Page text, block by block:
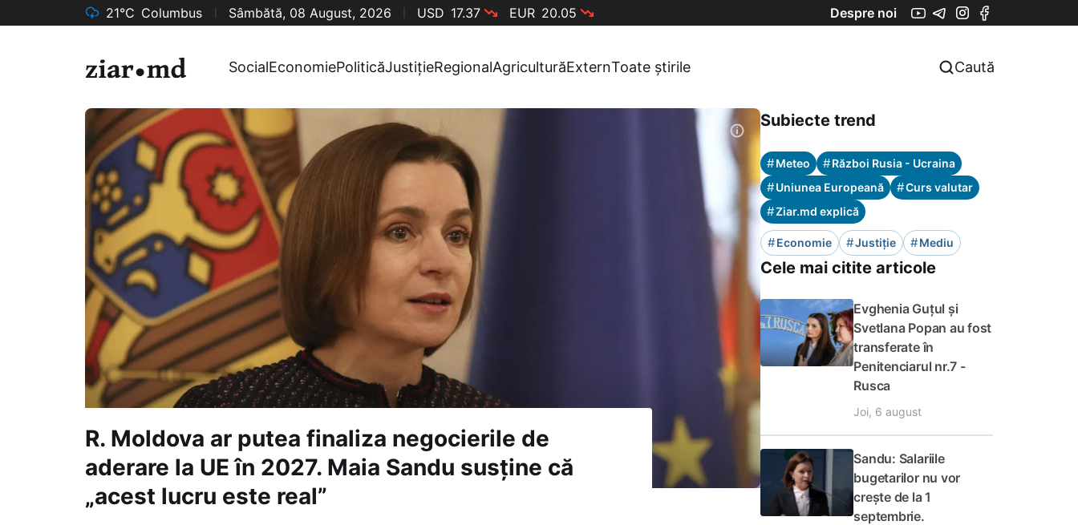
21°C Columbus Sâmbătă, 08 August, 2026 USD 17.37 EUR 20.05 Despre noi
SocialEconomiePoliticăJustițieRegionalAgriculturăExternToate știrile Caută
R. Moldova ar putea finaliza negocierile de
aderare la UE în 2027. Maia Sandu susține că
„acest lucru este real”
Subiecte trend
#Meteo #Război Rusia - Ucraina
#Uniunea Europeană #Curs valutar
#Ziar.md explică
#Economie #Justiție #Mediu
Cele mai citite articole
Evghenia Guțul și
Svetlana Popan au fost
transferate în
Penitenciarul nr.7 -
Rusca
Joi, 6 august
Sandu: Salariile
bugetarilor nu vor
crește de la 1
septembrie.